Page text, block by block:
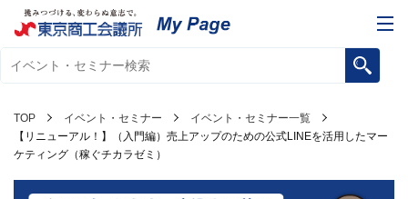
TOP イベント・セミナー
イベント・セミナー一覧
【リニューアル！】（入門編）売上アップのための公式LINEを活用したマー
ケティング（稼ぐチカラゼミ）